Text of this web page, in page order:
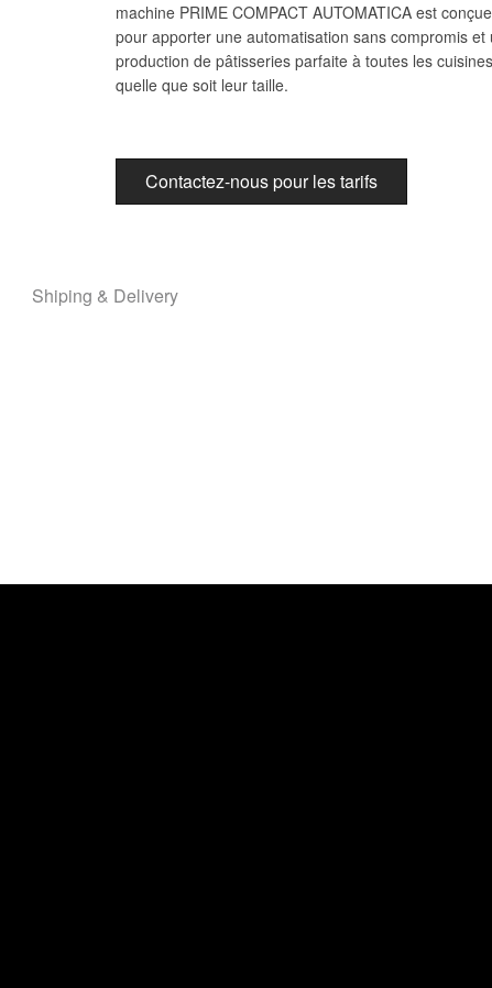
machine PRIME COMPACT AUTOMATICA est conçue
pour apporter une automatisation sans compromis et
production de pâtisseries parfaite à toutes les
quelle que soit leur taille.
Contactez-nous pour les tarifs
Shiping & Delivery